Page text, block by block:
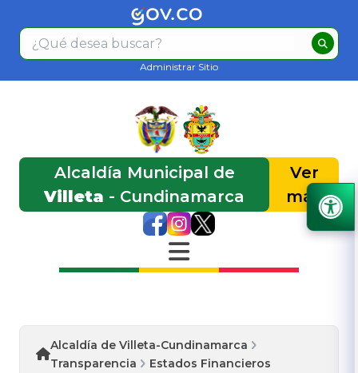
Administrar Sitio
Alcaldía Municipal de
Villeta - Cundinamarca
Ver
más
Alcaldía de Villeta-Cundinamarca
Transparencia
Estados Financieros